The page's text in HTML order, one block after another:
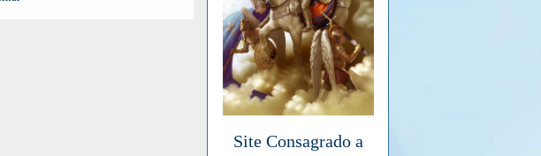
Site Consagrado a